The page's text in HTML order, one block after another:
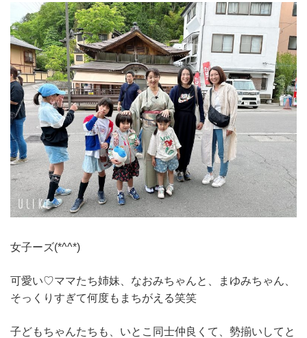
女子ーズ(*^^*)
可愛い♡ママたち姉妹、なおみちゃんと、まゆみちゃん、
そっくりすぎて何度もまちがえる笑笑
子どもちゃんたちも、いとこ同士仲良くて、勢揃いしてと